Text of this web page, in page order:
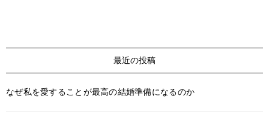
最近の投稿
なぜ私を愛することが最高の結婚準備になるのか